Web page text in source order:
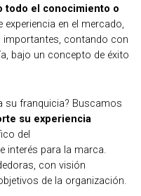
todo el conocimiento o
en el mercado,
contando con
bajo un concepto de éxito
su franquicia? Buscamos
su experiencia
del
interés para la marca.
con visión
de la organización.